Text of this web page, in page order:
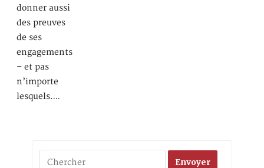
donner aussi
des preuves
de ses
engagements
– et pas
n’importe
lesquels.…